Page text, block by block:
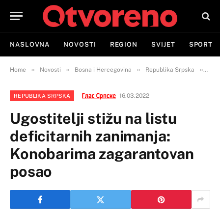
NASLOVNA NOVOSTI REGION SVIJET SPORT
Home » Novosti » Bosna i Hercegovina » Republika Srpska »
REPUBLIKA SRPSKA 16.03.2022
Ugostitelji stižu na listu
deficitarnih zanimanja:
Konobarima zagarantovan
posao